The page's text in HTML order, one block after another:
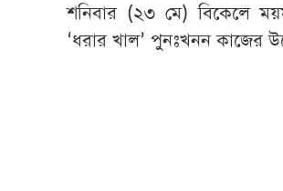
শনিবার (২৩ মে) বিকেলে
‘ধরার খাল’ পুনঃখনন কাজের